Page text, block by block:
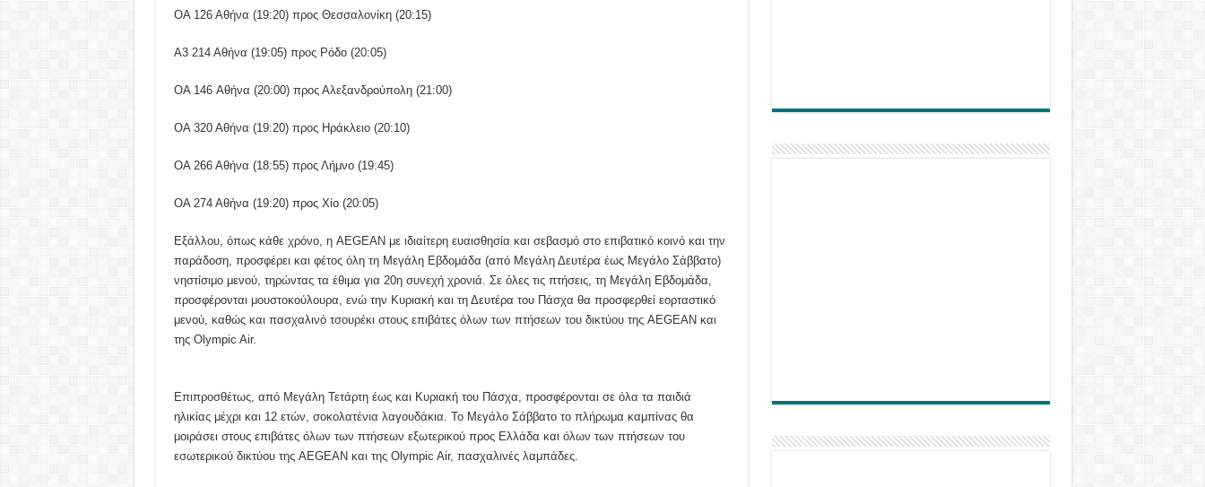
ΟΑ 126 Αθήνα (19:20) προς Θεσσαλονίκη (20:15)
Α3 214 Αθήνα (19:05) προς Ρόδο (20:05)
OA 146 Αθήνα (20:00) προς Αλεξανδρούπολη (21:00)
ΟΑ 320 Αθήνα (19:20) προς Ηράκλειο (20:10)
ΟΑ 266 Αθήνα (18:55) προς Λήμνο (19:45)
ΟΑ 274 Αθήνα (19:20) προς Χίο (20:05)
Εξάλλου, όπως κάθε χρόνο, η AEGEAN με ιδιαίτερη ευαισθησία και σεβασμό στο επιβατικό κοινό και την
παράδοση, προσφέρει και φέτος όλη τη Μεγάλη Εβδομάδα (από Μεγάλη Δευτέρα έως Μεγάλο Σάββατο)
νηστίσιμο μενού, τηρώντας τα έθιμα για 20η συνεχή χρονιά. Σε όλες τις πτήσεις, τη Μεγάλη Εβδομάδα,
προσφέρονται μουστοκούλουρα, ενώ την Κυριακή και τη Δευτέρα του Πάσχα θα προσφερθεί εορταστικό
μενού, καθώς και πασχαλινό τσουρέκι στους επιβάτες όλων των πτήσεων του δικτύου της AEGEAN και
της Olympic Air.
Επιπροσθέτως, από Μεγάλη Τετάρτη έως και Κυριακή του Πάσχα, προσφέρονται σε όλα τα παιδιά
ηλικίας μέχρι και 12 ετών, σοκολατένια λαγουδάκια. Το Μεγάλο Σάββατο το πλήρωμα καμπίνας θα
μοιράσει στους επιβάτες όλων των πτήσεων εξωτερικού προς Ελλάδα και όλων των πτήσεων του
εσωτερικού δικτύου της AEGEAN και της Olympic Air, πασχαλινές λαμπάδες.